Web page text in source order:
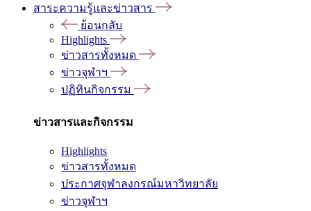
สาระความรู้และข่าวสาร
ย้อนกลับ
Highlights
ข่าวสารทั้งหมด
ข่าวจุฬาฯ
ปฏิทินกิจกรรม
ข่าวสารและกิจกรรม
Highlights
ข่าวสารทั้งหมด
ประกาศจุฬาลงกรณ์มหาวิทยาลัย
ข่าวจุฬาฯ